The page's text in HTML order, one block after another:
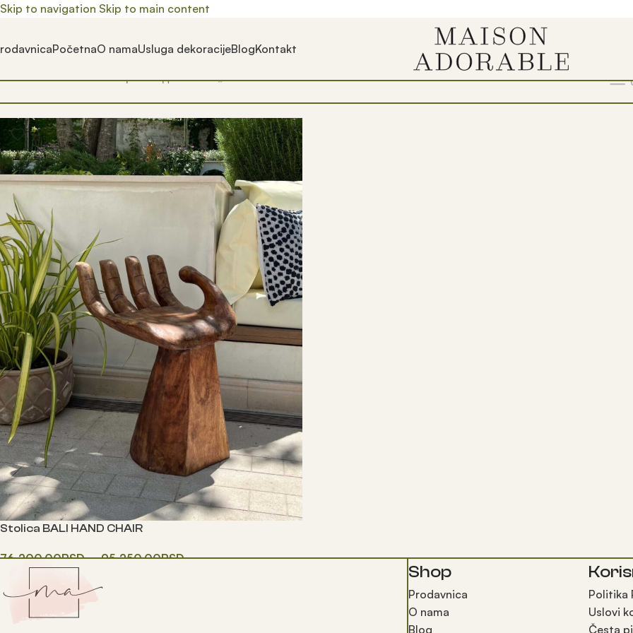
Skip to navigation Skip to main content
PočetnaO namaUsluga dekoracijeBlogKontakt
Почетна/ Prodavnica/ Производ oзначен „boho stolica“ Show 9 12 18 24
Stolica BALI HAND CHAIR
76,200.00RSD – 95,250.00RSD
Shop
Prodavnica
O nama
Blog
Politika
Uslovi
Česta